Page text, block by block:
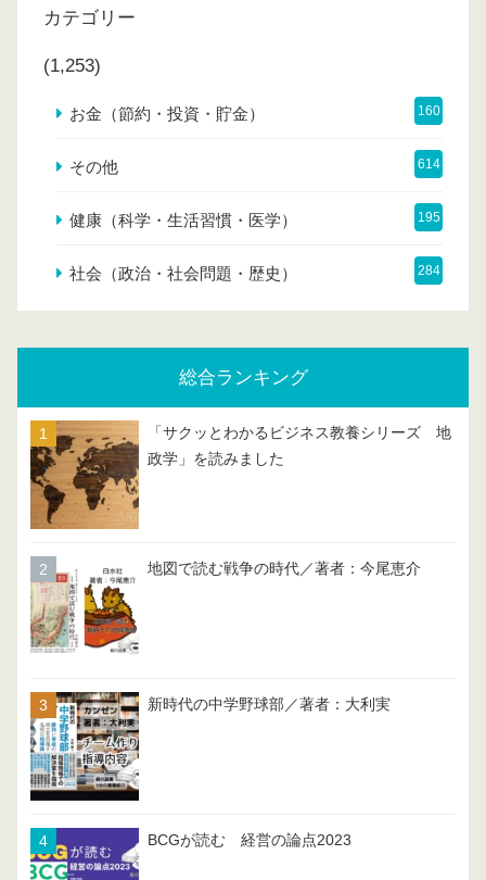
カテゴリー
(1,253)
お金（節約・投資・貯金） 160
その他 614
健康（科学・生活習慣・医学） 195
社会（政治・社会問題・歴史） 284
総合ランキング
「サクッとわかるビジネス教養シリーズ 地
政学」を読みました
地図で読む戦争の時代／著者：今尾恵介
新時代の中学野球部／著者：大利実
BCGが読む 経営の論点2023